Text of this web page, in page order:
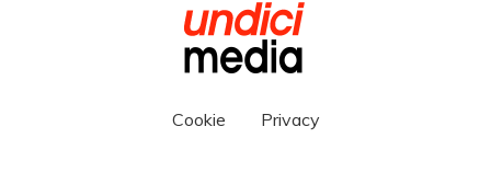
Cookie Privacy